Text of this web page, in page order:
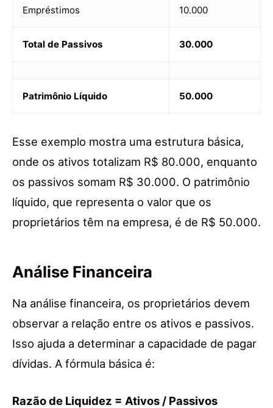
Empréstimos 10.000
Total de Passivos 30.000
Patrimônio Líquido 50.000
Esse exemplo mostra uma estrutura básica,
onde os ativos totalizam R$ 80.000, enquanto
os passivos somam R$ 30.000. O patrimônio
líquido, que representa o valor que os
proprietários têm na empresa, é de R$ 50.000.
Análise Financeira
Na análise financeira, os proprietários devem
observar a relação entre os ativos e passivos.
Isso ajuda a determinar a capacidade de pagar
dívidas. A fórmula básica é:
Razão de Liquidez = Ativos / Passivos